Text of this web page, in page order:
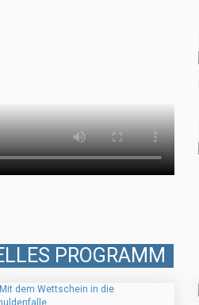
PROGRAMM